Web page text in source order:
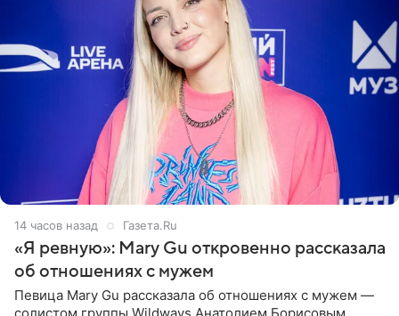
14 часов назад Газета.Ru
«Я ревную»: Mary Gu откровенно рассказала
об отношениях с мужем
Певица Mary Gu рассказала об отношениях с мужем —